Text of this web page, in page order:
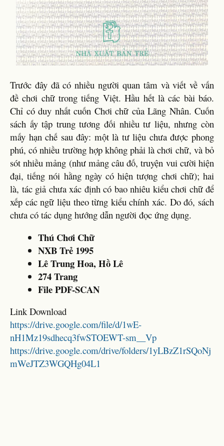
Trước đây đã có nhiều người quan tâm và viết về vấn
đề chơi chữ trong tiếng Việt. Hầu hết là các bài báo.
Chỉ có duy nhất cuốn Chơi chữ của Lãng Nhân. Cuốn
sách ấy tập trung tương đối nhiều tư liệu, nhưng còn
mấy hạn chế sau đây: một là tư liệu chưa được phong
phú, có nhiều trường hợp không phải là chơi chữ, và bỏ
sót nhiều mảng (như mảng câu đố, truyện vui cười hiện
đại, tiếng nói hằng ngày có hiện tượng chơi chữ); hai
là, tác giả chưa xác định có bao nhiêu kiểu chơi chữ để
xếp các ngữ liệu theo từng kiểu chính xác. Do đó, sách
chưa có tác dụng hướng dẫn người đọc ứng dụng.
Thú Chơi Chữ
NXB Trẻ 1995
Lê Trung Hoa, Hồ Lê
274 Trang
File PDF-SCAN
Link Download
https://drive.google.com/file/d/1wE-
nH1Mz19sdhecq3fwSTOEWT-sm__Vp
https://drive.google.com/drive/folders/1yLBzZ1rSQoNj
mWeJTZ3WGQHg04L1